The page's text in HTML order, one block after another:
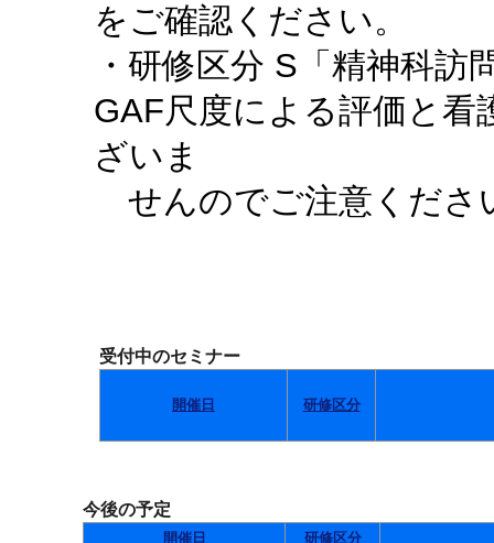
をご確認ください。
・研修区分 S「精神科
GAF尺度による評価と看
ざいま
せんのでご注意くださ
受付中のセミナー
開催日 研修区分
今後の予定
開催日 研修区分